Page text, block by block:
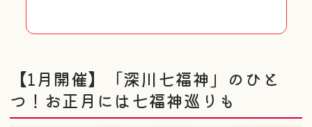
【1月開催】「深川七福神」のひと
つ！お正月には七福神巡りも